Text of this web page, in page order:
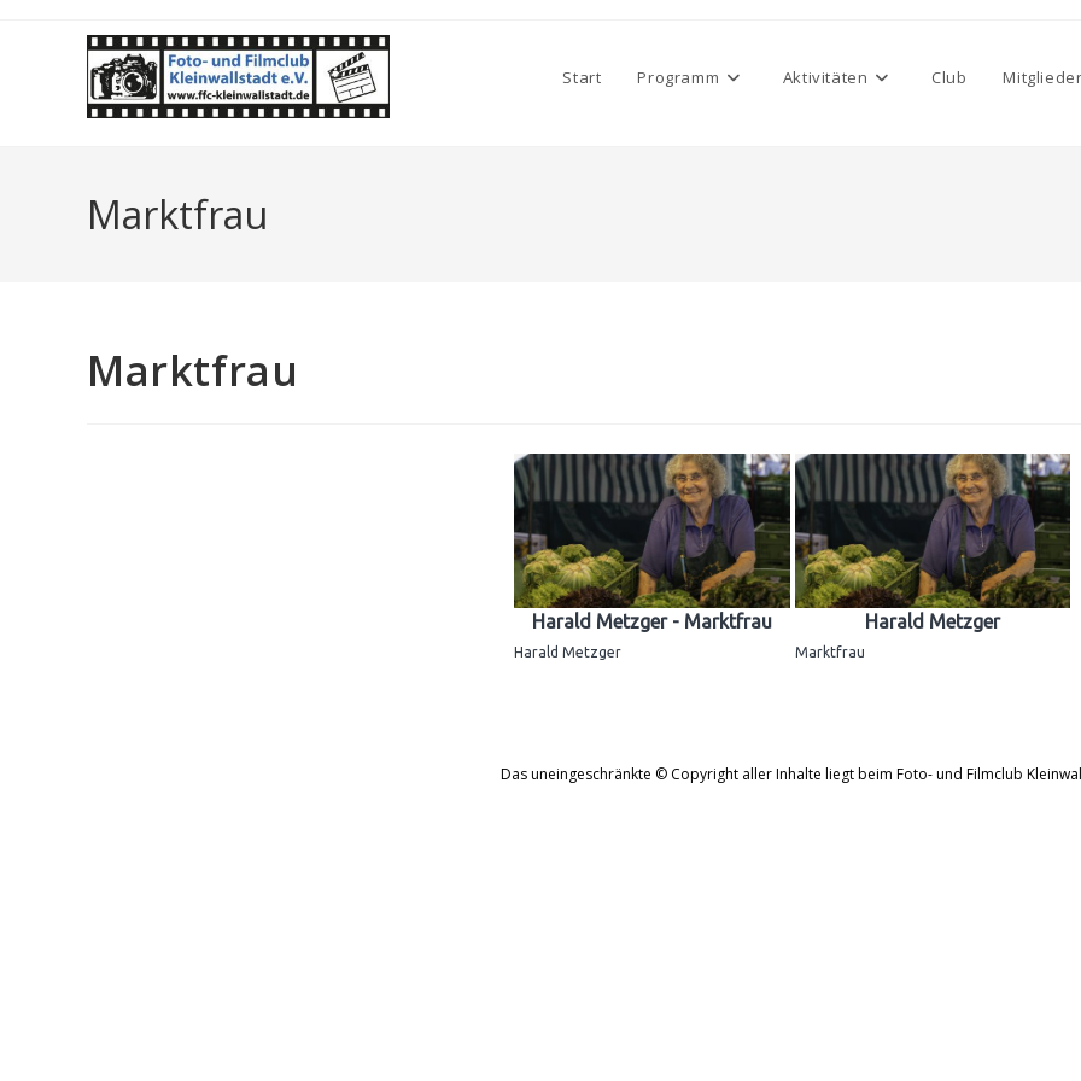
Start Programm Aktivitäten Club
Marktfrau
Marktfrau
Harald Metzger - Marktfrau
Harald Metzger
Harald Metzger
Marktfrau
Das uneingeschränkte © Copyright aller Inhalte liegt beim Foto- und Filmclub